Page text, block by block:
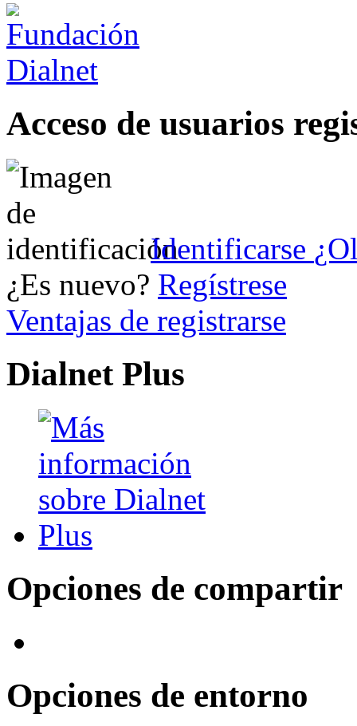
Acceso de usuarios
Identificarse
¿Es nuevo? Regístrese
Ventajas de registrarse
Dialnet Plus
Opciones de compartir
Opciones de entorno